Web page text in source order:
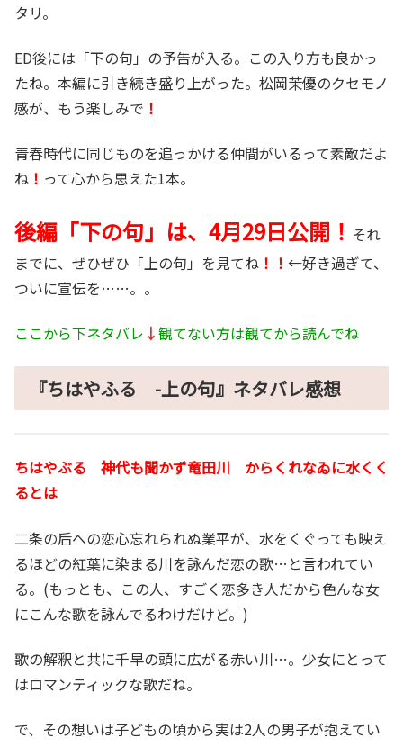
タリ。
ED後には「下の句」の予告が入る。この入り方も良かっ
たね。本編に引き続き盛り上がった。松岡茉優のクセモノ
感が、もう楽しみで ！
青春時代に同じものを追っかける仲間がいるって素敵だよ
ね ！ って心から思えた1本。
後編「下の句」は、4月29日公開！ それ
までに、ぜひぜひ「上の句」を見てね ！！ ←好き過ぎて、
ついに宣伝を……。。
ここから下ネタバレ ↓観てない方は観てから読んでね
『ちはやふる -上の句』ネタバレ感想
ちはやぶる 神代も聞かず竜田川 からくれなゐに水くく
るとは
二条の后への恋心忘れられぬ業平が、水をくぐっても映え
るほどの紅葉に染まる川を詠んだ恋の歌…と言われてい
る。(もっとも、この人、すごく恋多き人だから色んな女
にこんな歌を詠んでるわけだけど。)
歌の解釈と共に千早の頭に広がる赤い川…。少女にとって
はロマンティックな歌だね。
で、その想いは子どもの頃から実は2人の男子が抱えてい